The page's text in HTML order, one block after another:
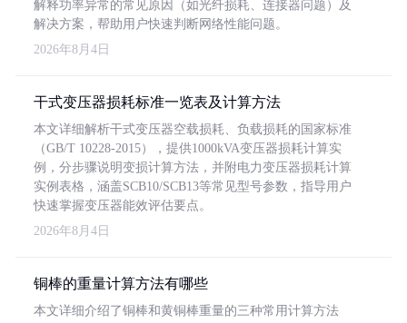
解释功率异常的常见原因（如光纤损耗、连接器问题）及
解决方案，帮助用户快速判断网络性能问题。
2026年8月4日
干式变压器损耗标准一览表及计算方法
本文详细解析干式变压器空载损耗、负载损耗的国家标准
（GB/T 10228-2015），提供1000kVA变压器损耗计算实
例，分步骤说明变损计算方法，并附电力变压器损耗计算
实例表格，涵盖SCB10/SCB13等常见型号参数，指导用户
快速掌握变压器能效评估要点。
2026年8月4日
铜棒的重量计算方法有哪些
本文详细介绍了铜棒和黄铜棒重量的三种常用计算方法